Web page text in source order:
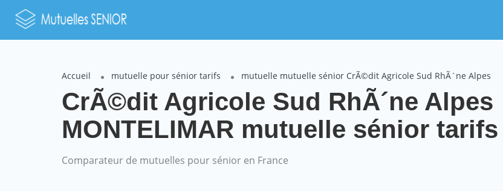
Accueil mutuelle pour sénior tarifs mutuelle mutuelle sénior CrÃ©dit Agricole Sud RhÃ´ne Alpes
CrÃ©dit Agricole Sud RhÃ´ne Alpes
MONTELIMAR mutuelle sénior tarifs
Comparateur de mutuelles pour sénior en France